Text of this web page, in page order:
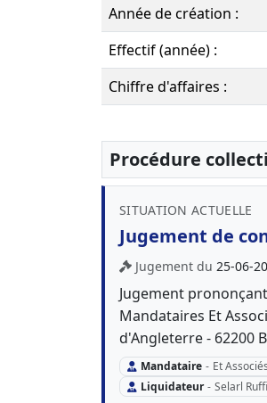
Année de création :
Effectif (année) :
Chiffre d'affaires :
Procédure
SITUATION ACTUELLE
Jugement de
Jugement du 25-06-
Jugement
Mandataires Et
d'Angleterre - 62200
Mandataire - Et
Liquidateur - Selarl